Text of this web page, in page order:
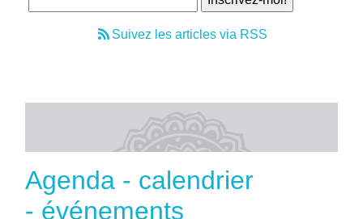
Suivez les articles via RSS
Agenda - calendrier
- événements